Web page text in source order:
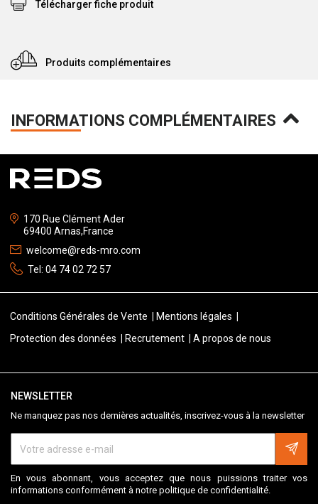
Télécharger fiche produit
Produits complémentaires
INFORMATIONS COMPLÉMENTAIRES
170 Rue Clément Ader
69400 Arnas,France
welcome@reds-mro.com
Tel: 04 74 02 72 57
Conditions Générales de Vente
Mentions légales
Protection des données
Recrutement A propos de nous
NEWSLETTER
Ne manquez pas nos dernières actualités, inscrivez-vous à la newsletter
En vous abonnant, vous acceptez que nous puissions traiter vos
informations conformément à notre politique de confidentialité.